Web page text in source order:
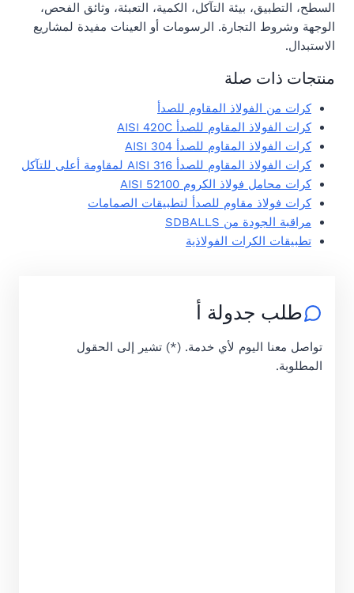
السطح، التطبيق، بيئة التآكل، الكمية، التعبئة، وثائق الفحص،
الوجهة وشروط التجارة. الرسومات أو العينات مفيدة لمشاريع
الاستبدال.
منتجات ذات صلة
كرات من الفولاذ المقاوم للصدأ
كرات الفولاذ المقاوم للصدأ AISI 420C
كرات الفولاذ المقاوم للصدأ AISI 304
كرات الفولاذ المقاوم للصدأ AISI 316 لمقاومة أعلى للتآكل
كرات محامل فولاذ الكروم AISI 52100
كرات فولاذ مقاوم للصدأ لتطبيقات الصمامات
مراقبة الجودة من SDBALLS
تطبيقات الكرات الفولاذية
طلب جدولة أ
تواصل معنا اليوم لأي خدمة. (*) تشير إلى الحقول
المطلوبة.